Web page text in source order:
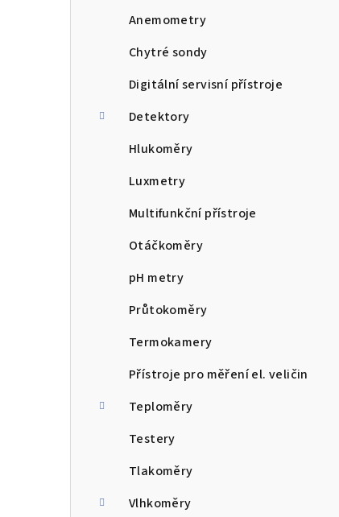
Anemometry
Chytré sondy
Digitální servisní přístroje
Detektory
Hlukoměry
Luxmetry
Multifunkční přístroje
Otáčkoměry
pH metry
Průtokoměry
Termokamery
Přístroje pro měření el. veličin
Teploměry
Testery
Tlakoměry
Vlhkoměry